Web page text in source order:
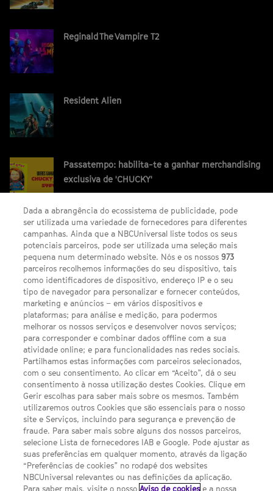
Reginald The Vampire T2
Resident Alien
Passatempo: habilita-te a ganhar merchandising
exclusiva de 'CHUCKY'
SEGUE-NOS
FACEBOOK
TWITTER
YOUTUBEINSTAGRAM
LINKS ÚTEIS
Escolhas de Anúncios
Política de privacidade
Termos E Condições
FILMES
UMA DIVISÃO DA NBCUNIVERSAL
Dada a abrangência do ecossistema de publicidade, pode
ser utilizada uma variedade de fornecedores para diferentes
campanhas. Ainda que a NBCUniversal liste todos os seus
potenciais parceiros, pode ser utilizada uma seleção mais
pequena num determinado website. Nós e os nossos973
parceiros recolhemos informações do seu dispositivo, tais
como identificadores de dispositivo, endereço IP e o seu
tipo de navegador para personalizar e fornecer conteúdos,
marketing e anúncios – em vários dispositivos e
plataformas; para análise e medição, para podermos
melhorar os nossos serviços e desenvolver novos serviços;
para corresponder e combinar dados offline com a sua
atividade online; e para funcionalidades nas redes sociais.
Partilhamos estas informações com parceiros selecionados,
com o seu consentimento. Ao clicar em “Aceito”, dá o seu
consentimento à nossa utilização destes Cookies. Clique em
Gerir escolhas para saber mais sobre os mesmos. Também
utilizaremos outros Cookies que são essenciais para o nosso
site e Serviços, incluindo para segurança e prevenção de
fraude. Para saber mais sobre alguns dos nossos parceiros,
selecione Lista de fornecedores IAB e Google. Pode ajustar as
suas preferências em qualquer momento, através da ligação
“Preferências de cookies” no rodapé dos websites
NBCUniversal relevantes ou nas definições da aplicação.
Para saber mais, visite o nossoAviso de cookies e a nossa